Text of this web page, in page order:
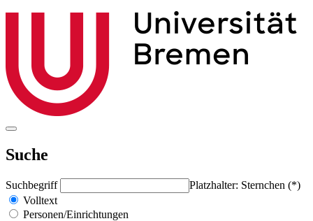
Suche
Suchbegriff
Platzhalter: Sternchen (*)
Volltext
Personen/Einrichtungen